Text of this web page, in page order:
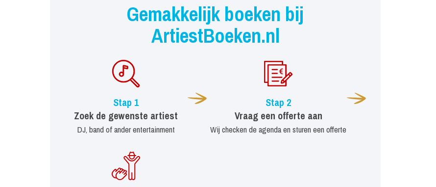
Gemakkelijk boeken bij
ArtiestBoeken.nl
Stap 1
Zoek de gewenste artiest
DJ, band of ander entertainment
Stap 2
Vraag een offerte aan
Wij checken de agenda en sturen een offerte